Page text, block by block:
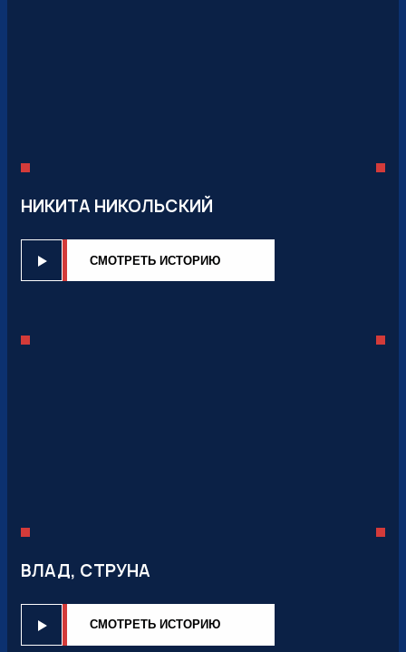
НИКИТА НИКОЛЬСКИЙ
CМОТРЕТЬ ИСТОРИЮ
ВЛАД, СТРУНА
CМОТРЕТЬ ИСТОРИЮ